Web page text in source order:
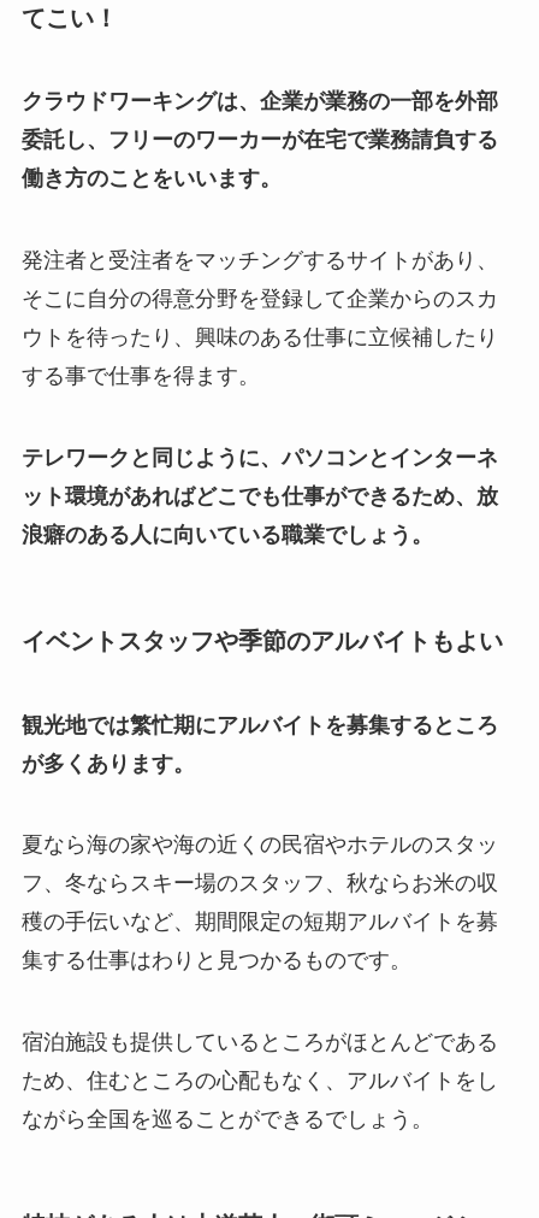
てこい！
クラウドワーキングは、企業が業務の一部を外部
委託し、フリーのワーカーが在宅で業務請負する
働き方のことをいいます。
発注者と受注者をマッチングするサイトがあり、
そこに自分の得意分野を登録して企業からのスカ
ウトを待ったり、興味のある仕事に立候補したり
する事で仕事を得ます。
テレワークと同じように、パソコンとインターネ
ット環境があればどこでも仕事ができるため、放
浪癖のある人に向いている職業でしょう。
イベントスタッフや季節のアルバイトもよい
観光地では繁忙期にアルバイトを募集するところ
が多くあります。
夏なら海の家や海の近くの民宿やホテルのスタッ
フ、冬ならスキー場のスタッフ、秋ならお米の収
穫の手伝いなど、期間限定の短期アルバイトを募
集する仕事はわりと見つかるものです。
宿泊施設も提供しているところがほとんどである
ため、住むところの心配もなく、アルバイトをし
ながら全国を巡ることができるでしょう。